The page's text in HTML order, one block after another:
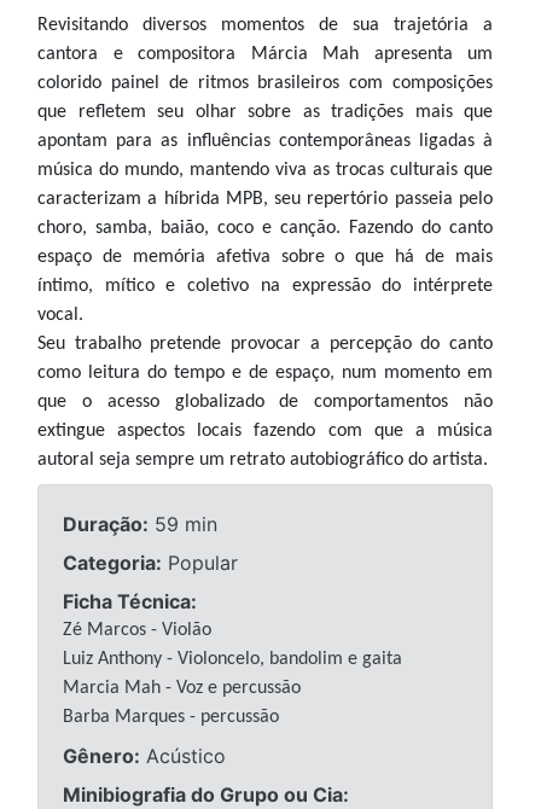
Revisitando diversos momentos de sua trajetória a
cantora e compositora Márcia Mah apresenta um
colorido painel de ritmos brasileiros com composições
que refletem seu olhar sobre as tradições mais que
apontam para as influências contemporâneas ligadas à
música do mundo, mantendo viva as trocas culturais que
caracterizam a híbrida MPB, seu repertório passeia pelo
choro, samba, baião, coco e canção. Fazendo do canto
espaço de memória afetiva sobre o que há de mais
íntimo, mítico e coletivo na expressão do intérprete
vocal.
Seu trabalho pretende provocar a percepção do canto
como leitura do tempo e de espaço, num momento em
que o acesso globalizado de comportamentos não
extingue aspectos locais fazendo com que a música
autoral seja sempre um retrato autobiográfico do artista.
Duração: 59 min
Categoria: Popular
Ficha Técnica:
Zé Marcos - Violão
Luiz Anthony - Violoncelo, bandolim e gaita
Marcia Mah - Voz e percussão
Barba Marques - percussão
Gênero: Acústico
Minibiografia do Grupo ou Cia: